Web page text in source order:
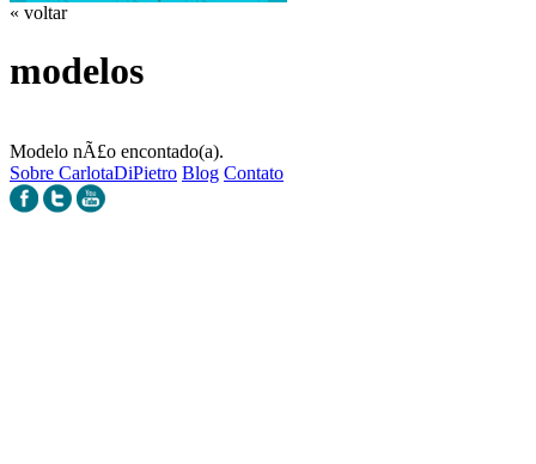
« voltar
modelos
Modelo nÃ£o encontado(a).
Sobre CarlotaDiPietro Blog Contato